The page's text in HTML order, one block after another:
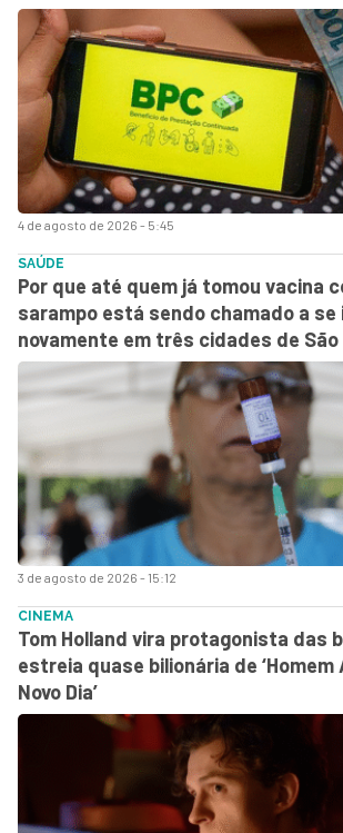
4 de agosto de 2026 - 5:45
3 de agosto de 2026 - 15:12
SAÚDE
Por que até quem já tomou vacina
sarampo está sendo chamado a se
novamente em três cidades de São
CINEMA
Tom Holland vira protagonista das
estreia quase bilionária de ‘Homem
Novo Dia’